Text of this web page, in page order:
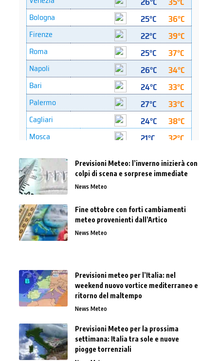
Previsioni Meteo: l’inverno inizierà con
colpi di scena e sorprese immediate
News Meteo
Fine ottobre con forti cambiamenti
meteo provenienti dall’Artico
News Meteo
Previsioni meteo per l’Italia: nel
weekend nuovo vortice mediterraneo e
ritorno del maltempo
News Meteo
Previsioni Meteo per la prossima
settimana: Italia tra sole e nuove
piogge torrenziali